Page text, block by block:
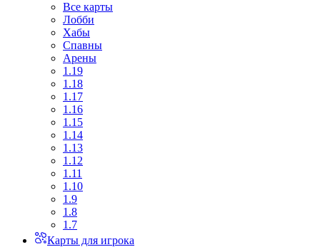
Все карты
Лобби
Хабы
Спавны
Арены
1.19
1.18
1.17
1.16
1.15
1.14
1.13
1.12
1.11
1.10
1.9
1.8
1.7
Карты для игрока